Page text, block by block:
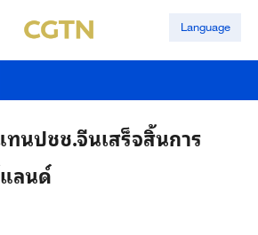
Language
นปชช.จีนเสร็จสิ้นการ
ลนด์